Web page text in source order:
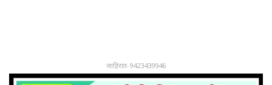
जाहिरात-9423439946